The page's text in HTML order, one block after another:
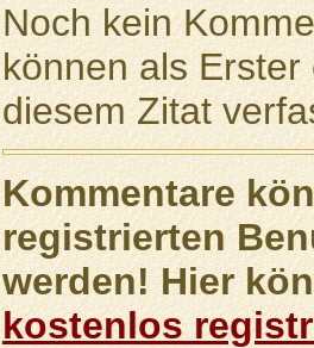
Noch kein
können als
diesem Zitat
Kommentare
registrierten
werden! Hier
kostenlos